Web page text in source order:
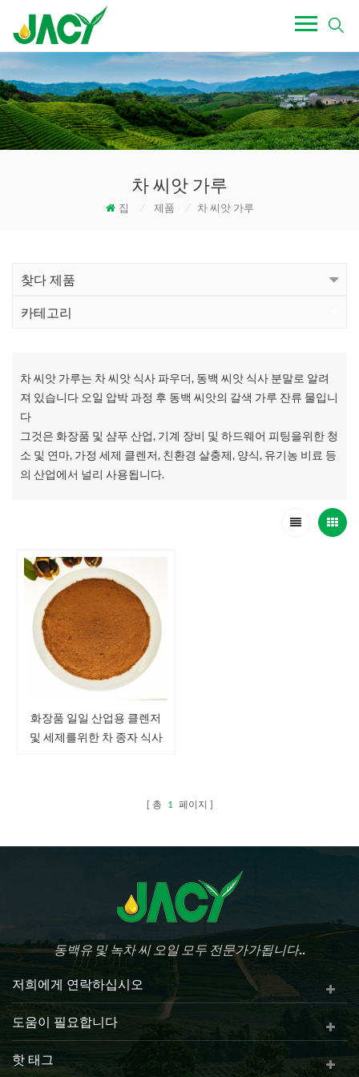
차 씨앗 가루
집 / 제품 / 차 씨앗 가루
찾다 제품
카테고리
차 씨앗 가루는 차 씨앗 식사 파우더, 동백 씨앗 식사 분말로 알려
져 있습니다 오일 압박 과정 후 동백 씨앗의 갈색 가루 잔류 물입니
다
그것은 화장품 및 샴푸 산업, 기계 장비 및 하드웨어 피팅을위한 청
소 및 연마, 가정 세제 클렌저, 친환경 살충제, 양식, 유기농 비료 등
의 산업에서 널리 사용됩니다.
화장품 일일 산업용 클렌저
및 세제를위한 차 종자 식사
총 1 페이지
동백유 및 녹차 씨 오일 모두 전문가가됩니다..
저희에게 연락하십시오
도움이 필요합니다
핫 태그